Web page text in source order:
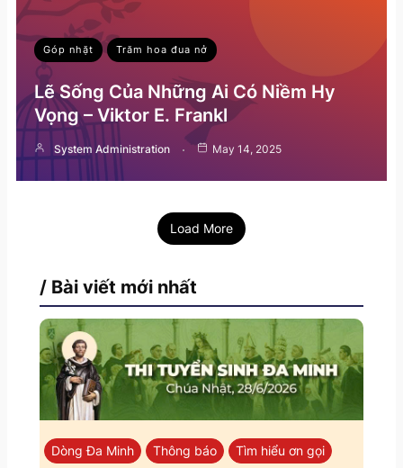
Góp nhặt Trăm hoa đua nở
Lẽ Sống Của Những Ai Có Niềm Hy
Vọng – Viktor E. Frankl
System Administration May 14, 2025
Load More
/ Bài viết mới nhất
Dòng Đa Minh Thông báo Tìm hiểu ơn gọi